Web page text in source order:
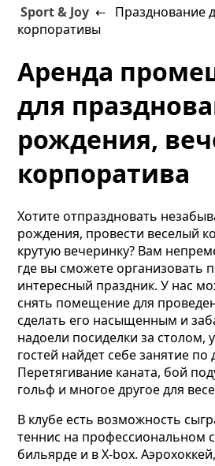
Sport & Joy ← Празднование
корпоративы
Аренда
для
рождения,
корпоратива
Хотите отпраздновать
рождения, провести веселый
крутую вечеринку? Вам
где вы сможете организовать
интересный праздник. У нас
снять помещение для
сделать его насыщенным и
надоели посиделки за столом,
гостей найдет себе занятие по
Перетягивание каната, бой
гольф и многое другое для
В клубе есть возможность
теннис на профессиональном
бильярде и в X-box.